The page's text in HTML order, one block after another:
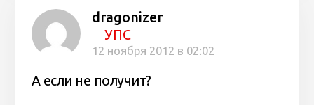
dragonizer
УПС
12 ноября 2012 в 02:02
А если не получит?